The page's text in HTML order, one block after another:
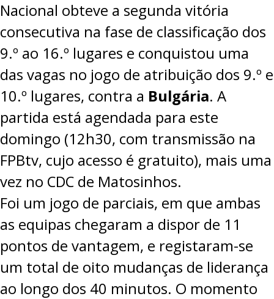
Nacional obteve a segunda vitória
consecutiva na fase de classificação dos
9.º ao 16.º lugares e conquistou uma
das vagas no jogo de atribuição dos 9.º e
10.º lugares, contra a Bulgária. A
partida está agendada para este
domingo (12h30, com transmissão na
FPBtv, cujo acesso é gratuito), mais uma
vez no CDC de Matosinhos.
Foi um jogo de parciais, em que ambas
as equipas chegaram a dispor de 11
pontos de vantagem, e registaram-se
um total de oito mudanças de liderança
ao longo dos 40 minutos. O momento